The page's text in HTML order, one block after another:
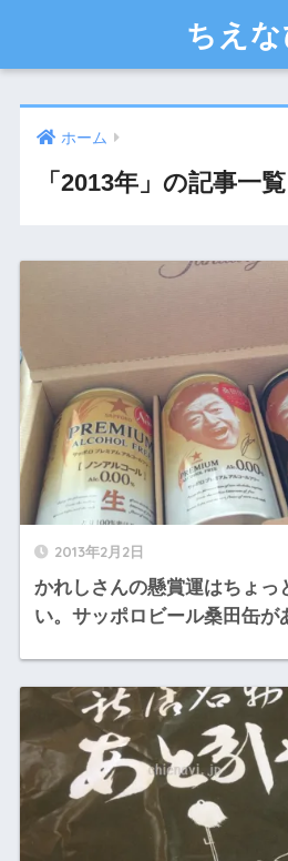
ちえ
ホーム
「2013年」の記事一覧
2013年2月2日
かれしさんの懸賞運はちょっ
い。サッポロビール桑田缶が